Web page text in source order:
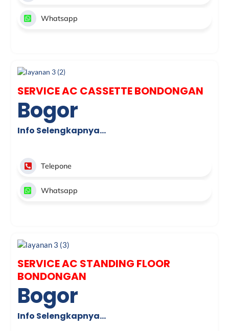
Whatsapp
SERVICE AC CASSETTE BONDONGAN
Bogor
Info Selengkapnya…
Telepone
Whatsapp
SERVICE AC STANDING FLOOR
BONDONGAN
Bogor
Info Selengkapnya…